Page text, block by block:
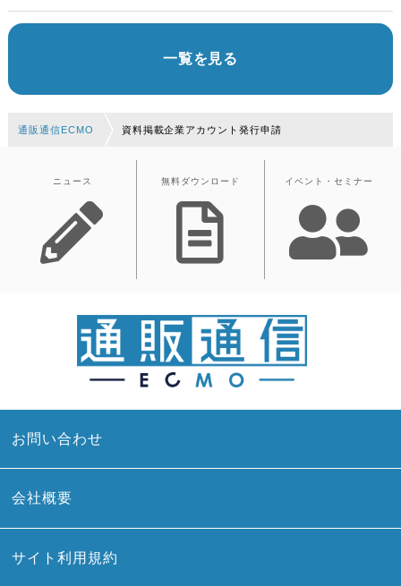
一覧を見る
通販通信ECMO 資料掲載企業アカウント発行申請
ニュース 無料ダウンロード イベント・セミナー
お問い合わせ
会社概要
サイト利用規約